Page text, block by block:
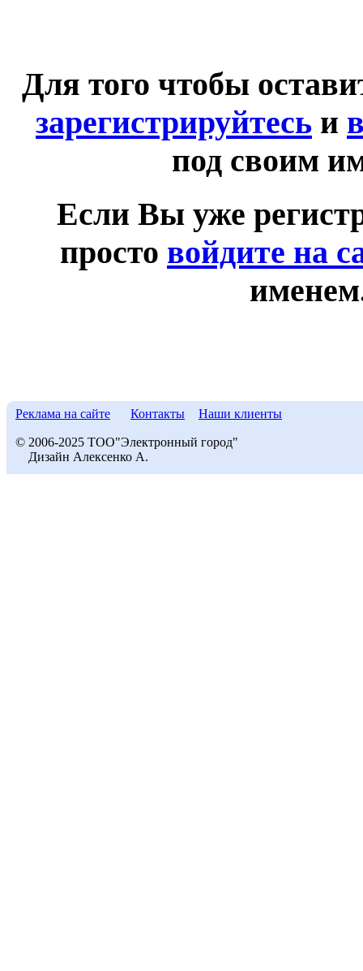
Для того чтобы
зарегистрируйтесь и
под своим
Если Вы уже
просто войдите на
Реклама на сайте Контакты Наши клиенты
© 2006-2025 ТОО"Электронный город"
Дизайн Алексенко А.